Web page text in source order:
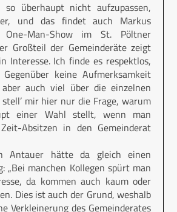
überhaupt nicht aufzupassen,
und das findet auch Markus
One-Man-Show im St. Pöltner
Großteil der Gemeinderäte zeigt
Interesse. Ich finde es respektlos,
keine Aufmerksamkeit
auch viel über die einzelnen
mir hier nur die Frage, warum
einer Wahl stellt, wenn man
Absitzen in den Gemeinderat
Antauer hätte da gleich einen
„Bei manchen Kollegen spürt man
da kommen auch kaum oder
Dies ist auch der Grund, weshalb
Verkleinerung des Gemeinderates